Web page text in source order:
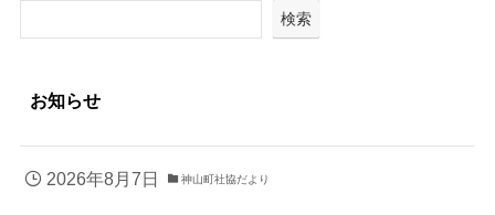
検索
お知らせ
2026年8月7日 神山町社協だより